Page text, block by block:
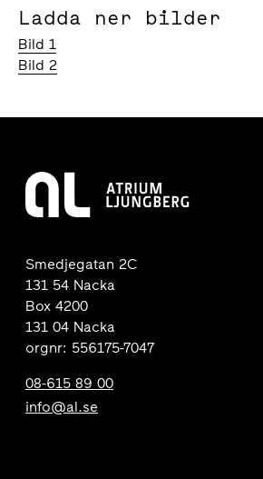
Ladda ner bilder
Bild 1
Bild 2
Smedjegatan 2C
131 54 Nacka
Box 4200
131 04 Nacka
orgnr: 556175-7047
08-615 89 00
info@al.se